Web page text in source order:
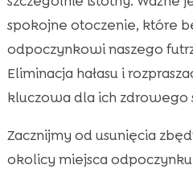
spokojne otoczenie, które
odpoczynkowi naszego
Eliminacja hałasu i
kluczowa dla ich zdrowego
Zacznijmy od usunięcia
okolicy miejsca